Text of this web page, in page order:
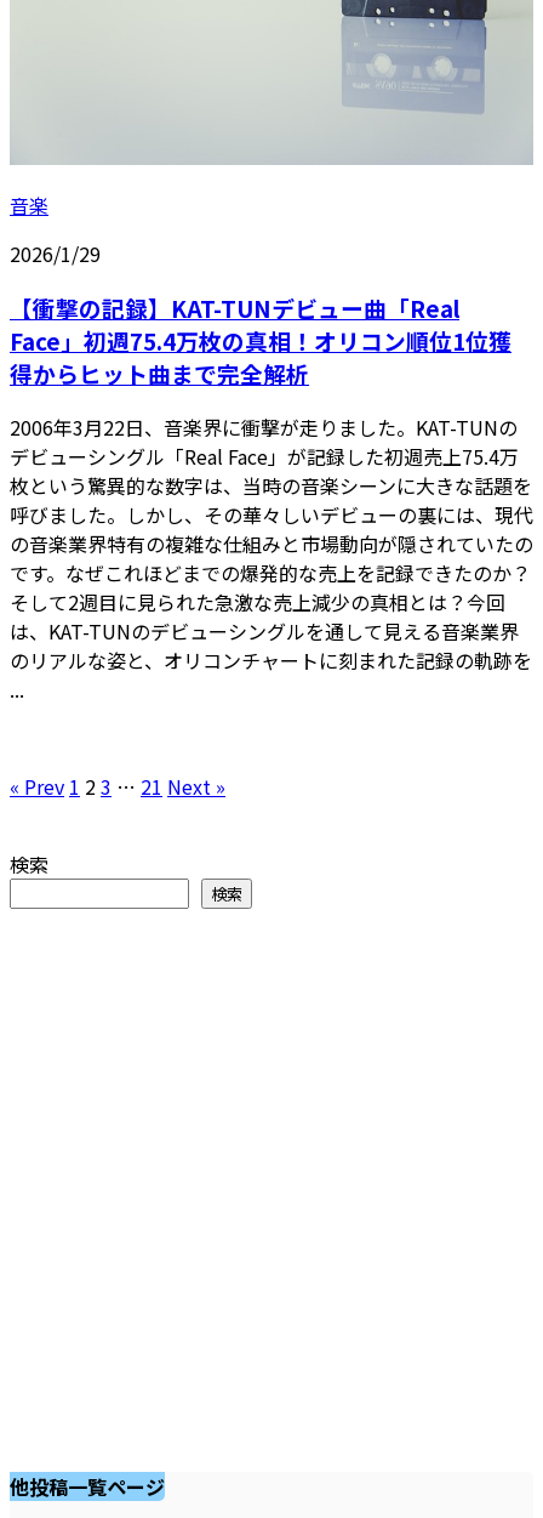
音楽
2026/1/29
【衝撃の記録】KAT-TUNデビュー曲「Real
Face」初週75.4万枚の真相！オリコン順位1位獲
得からヒット曲まで完全解析
2006年3月22日、音楽界に衝撃が走りました。KAT-TUNの
デビューシングル「Real Face」が記録した初週売上75.4万
枚という驚異的な数字は、当時の音楽シーンに大きな話題を
呼びました。しかし、その華々しいデビューの裏には、現代
の音楽業界特有の複雑な仕組みと市場動向が隠されていたの
です。なぜこれほどまでの爆発的な売上を記録できたのか？
そして2週目に見られた急激な売上減少の真相とは？今回
は、KAT-TUNのデビューシングルを通して見える音楽業界
のリアルな姿と、オリコンチャートに刻まれた記録の軌跡を
...
« Prev 1 23 … 21 Next »
検索
検索
他投稿一覧ページ